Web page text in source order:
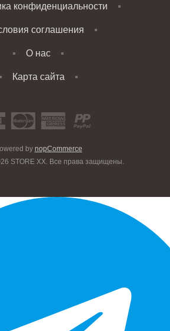
конфиденциальности
соглашения
О нас
Карта сайта
by nopCommerce
STORE XX. Все права защищены.